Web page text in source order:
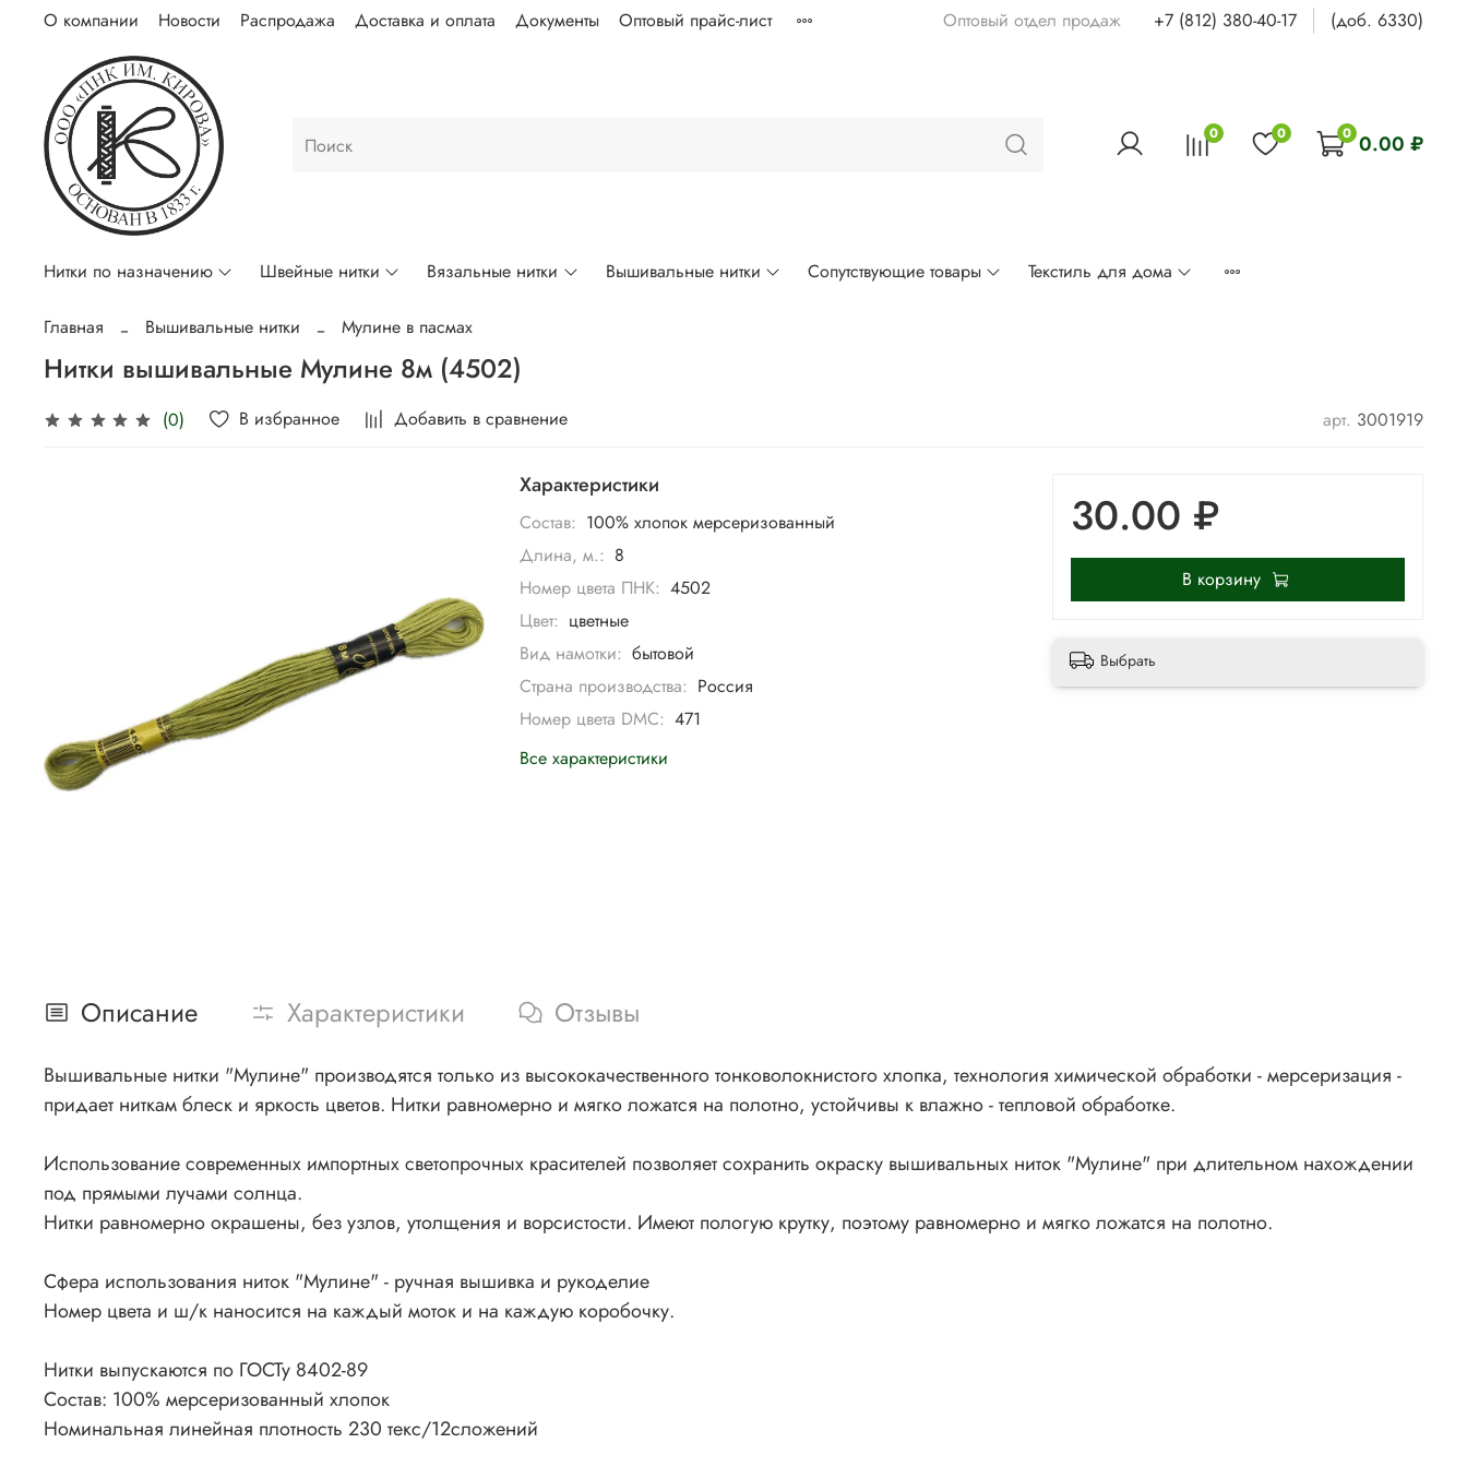
О компании Новости Распродажа Доставка и оплата Документы Оптовый прайс-лист Оптовый отдел продаж +7 (812) 380-40-17 (доб. 6330)
0 0 0 0.00 ₽
Нитки по назначению Швейные нитки Вязальные нитки Вышивальные нитки Сопутствующие товары Текстиль для дома
Главная Вышивальные нитки Мулине в пасмах
Нитки вышивальные Мулине 8м (4502)
(0) В избранное Добавить в сравнение арт. 3001919
Характеристики
Состав: 100% хлопок мерсеризованный
Длина, м.: 8
Номер цвета ПНК: 4502
Цвет: цветные
Вид намотки: бытовой
Страна производства: Россия
Номер цвета DMC: 471
Все характеристики
30.00 ₽
В корзину
Выбрать
Описание Характеристики Отзывы
Вышивальные нитки "Мулине" производятся только из высококачественного тонковолокнистого хлопка, технология химической обработки - мерсеризация -
придает ниткам блеск и яркость цветов. Нитки равномерно и мягко ложатся на полотно, устойчивы к влажно - тепловой обработке.
Использование современных импортных светопрочных красителей позволяет сохранить окраску вышивальных ниток "Мулине" при длительном нахождении
под прямыми лучами солнца.
Нитки равномерно окрашены, без узлов, утолщения и ворсистости. Имеют пологую крутку, поэтому равномерно и мягко ложатся на полотно.
Сфера использования ниток "Мулине" - ручная вышивка и рукоделие
Номер цвета и ш/к наносится на каждый моток и на каждую коробочку.
Нитки выпускаются по ГОСТу 8402-89
Состав: 100% мерсеризованный хлопок
Номинальная линейная плотность 230 текс/12сложений